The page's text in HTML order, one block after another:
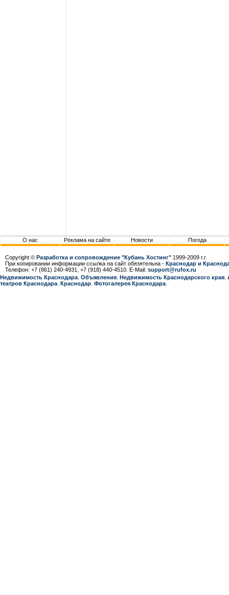
О нас Реклама на сайте Новости Погода
Copyright © Разработка и сопровождение "Кубань Хостинг" 1999-2009 г.г.
При копировании информации ссылка на сайт обязятельна - Краснодар и
Телефон: +7 (861) 240-4931, +7 (918) 440-4510. E-Mail: support@rufox.ru
Недвижимость Краснодара Объявления Недвижимость Краснодарcкого края
театров Краснодара Краснодар Фотогалерея Краснодара